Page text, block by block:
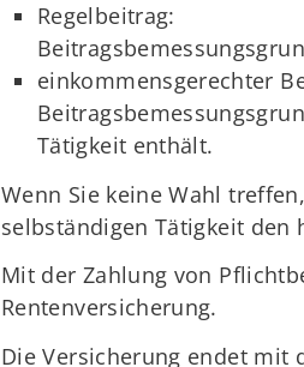
Regelbeitrag:
einkommensgerechter
Tätigkeit enthält.
Wenn Sie keine Wahl
selbständigen Tätigkeit den
Mit der Zahlung von
Rentenversicherung.
Die Versicherung endet mit